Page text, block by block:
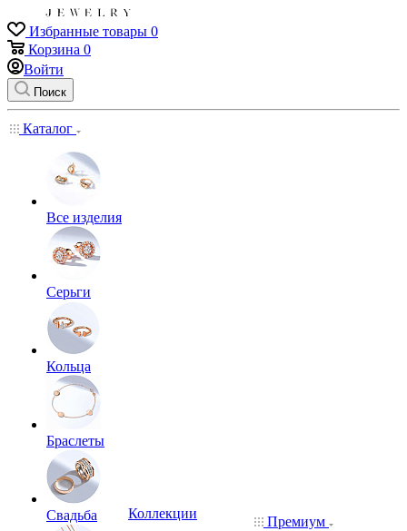
Избранные товары 0
Корзина 0
Войти
Поиск
Каталог
Все изделия
Серьги
Кольца
Браслеты
Свадьба
Коллекции
Премиум